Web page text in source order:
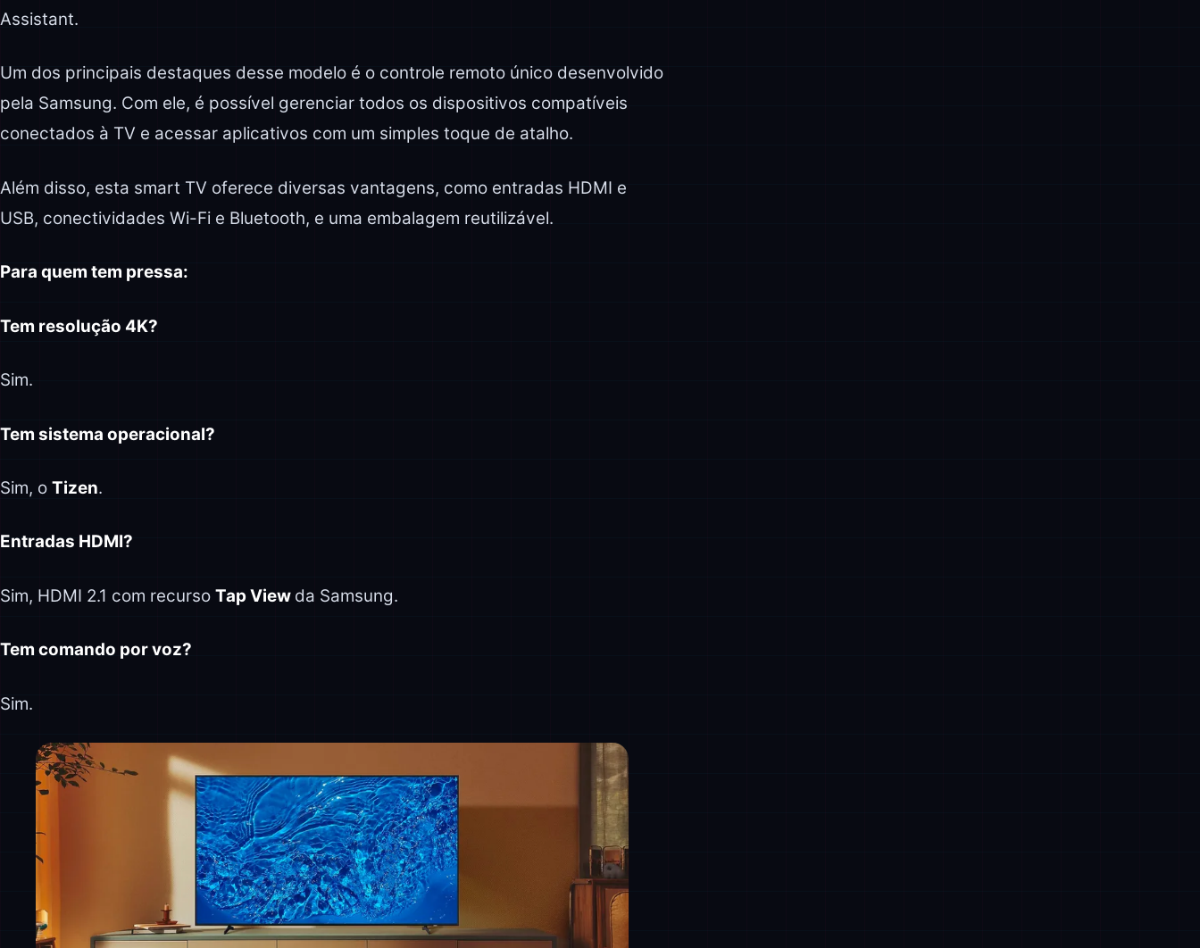
Assistant.
Um dos principais destaques desse modelo é o controle remoto único desenvolvido
pela Samsung. Com ele, é possível gerenciar todos os dispositivos compatíveis
conectados à TV e acessar aplicativos com um simples toque de atalho.
Além disso, esta smart TV oferece diversas vantagens, como entradas HDMI e
USB, conectividades Wi-Fi e Bluetooth, e uma embalagem reutilizável.
Para quem tem pressa:
Tem resolução 4K?
Sim.
Tem sistema operacional?
Sim, o Tizen.
Entradas HDMI?
Sim, HDMI 2.1 com recurso Tap View da Samsung.
Tem comando por voz?
Sim.